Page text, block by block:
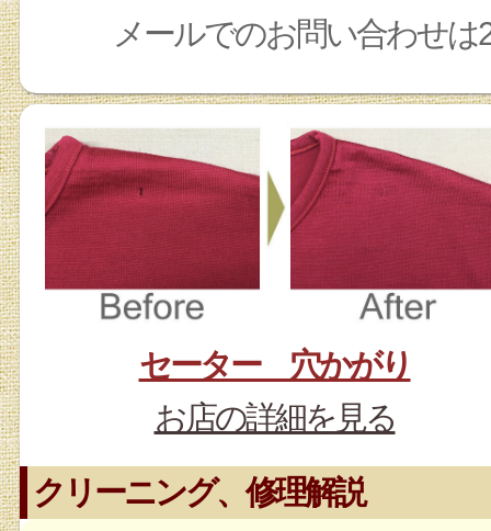
メールでのお問い合わせ
セーター 穴かがり
お店の詳細を見る
クリーニング、修理解説